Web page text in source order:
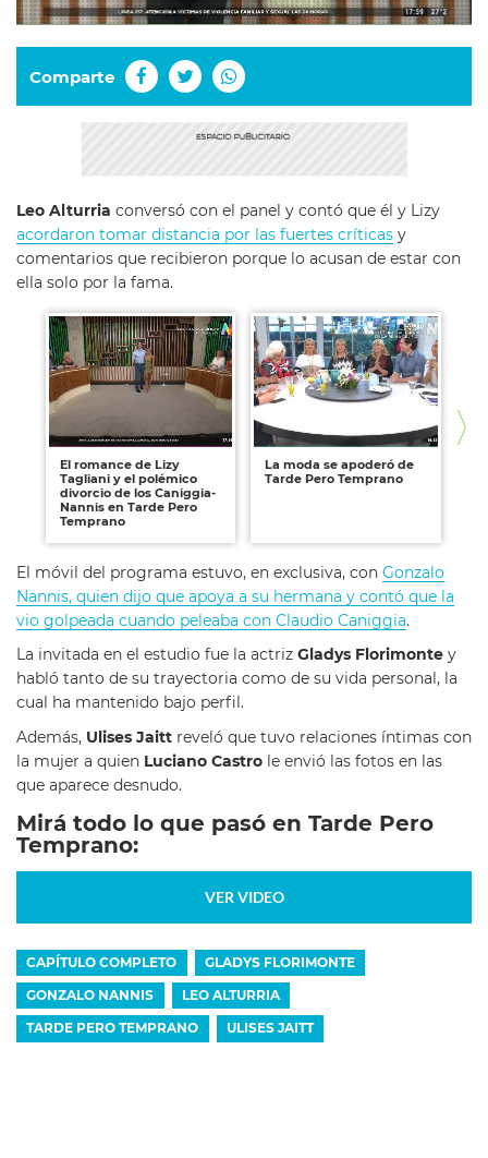
Comparte
Leo Alturria conversó con el panel y contó que él y Lizy
acordaron tomar distancia por las fuertes críticas y
comentarios que recibieron porque lo acusan de estar con
ella solo por la fama.
El romance de Lizy
Tagliani y el polémico
divorcio de los Caniggia-
Nannis en Tarde Pero
Temprano
La moda se apoderó de
Tarde Pero Temprano
El móvil del programa estuvo, en exclusiva, con Gonzalo
Nannis, quien dijo que apoya a su hermana y contó que la
vio golpeada cuando peleaba con Claudio Caniggia.
La invitada en el estudio fue la actriz Gladys Florimonte y
habló tanto de su trayectoria como de su vida personal, la
cual ha mantenido bajo perfil.
Además, Ulises Jaitt reveló que tuvo relaciones íntimas con
la mujer a quien Luciano Castro le envió las fotos en las
que aparece desnudo.
Mirá todo lo que pasó en Tarde Pero
Temprano:
VER VIDEO
CAPÍTULO COMPLETO GLADYS FLORIMONTE
GONZALO NANNIS LEO ALTURRIA
TARDE PERO TEMPRANO ULISES JAITT